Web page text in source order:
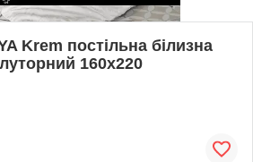
Krem постільна білизна
160х220